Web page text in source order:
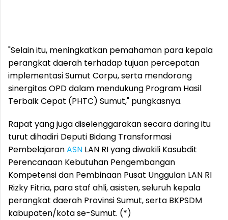
"Selain itu, meningkatkan pemahaman para kepala
perangkat daerah terhadap tujuan percepatan
implementasi Sumut Corpu, serta mendorong
sinergitas OPD dalam mendukung Program Hasil
Terbaik Cepat (PHTC) Sumut," pungkasnya.
Rapat yang juga diselenggarakan secara daring itu
turut dihadiri Deputi Bidang Transformasi
PembelajaranASN LAN RI yang diwakili Kasubdit
Perencanaan Kebutuhan Pengembangan
Kompetensi dan Pembinaan Pusat Unggulan LAN RI
Rizky Fitria, para staf ahli, asisten, seluruh kepala
perangkat daerah Provinsi Sumut, serta BKPSDM
kabupaten/kota se-Sumut. (*)